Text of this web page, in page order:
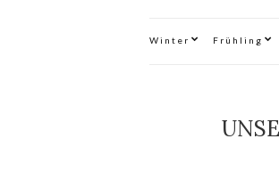
Winter Frühling